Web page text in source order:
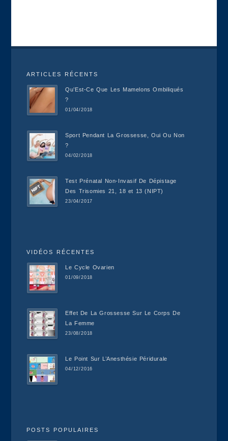
ARTICLES RÉCENTS
Qu’Est-Ce Que Les Mamelons Ombiliqués
?
01/04/2018
Sport Pendant La Grossesse, Oui Ou Non
?
04/02/2018
Test Prénatal Non-Invasif De Dépistage
Des Trisomies 21, 18 et 13 (NIPT)
23/04/2017
VIDÉOS RÉCENTES
Le Cycle Ovarien
01/09/2018
Effet De La Grossesse Sur Le Corps De
La Femme
23/08/2018
Le Point Sur L’Anesthésie Péridurale
04/12/2016
POSTS POPULAIRES